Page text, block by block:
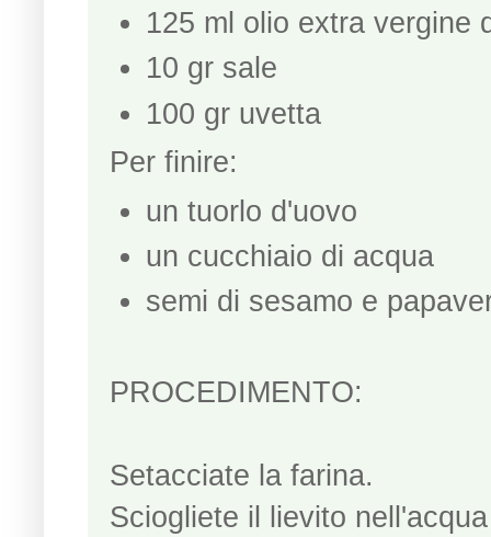
125 ml olio extra vergine
10 gr sale
100 gr uvetta
Per finire:
un tuorlo d'uovo
un cucchiaio di acqua
semi di sesamo e
PROCEDIMENTO:
Setacciate la farina.
Sciogliete il lievito